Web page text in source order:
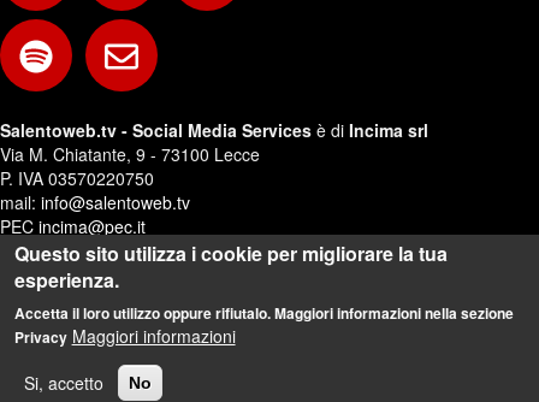
Salentoweb.tv - Social Media Services è di Incima srl
Via M. Chiatante, 9 - 73100 Lecce
P. IVA 03570220750
mail: info@salentoweb.tv
PEC incima@pec.it
Privacy e Trattamento Dati Personali
Web Design:
Questo sito utilizza i cookie per migliorare la tua
esperienza.
Accetta il loro utilizzo oppure rifiutalo. Maggiori informazioni nella sezione
Privacy Maggiori informazioni
Si, accetto
No